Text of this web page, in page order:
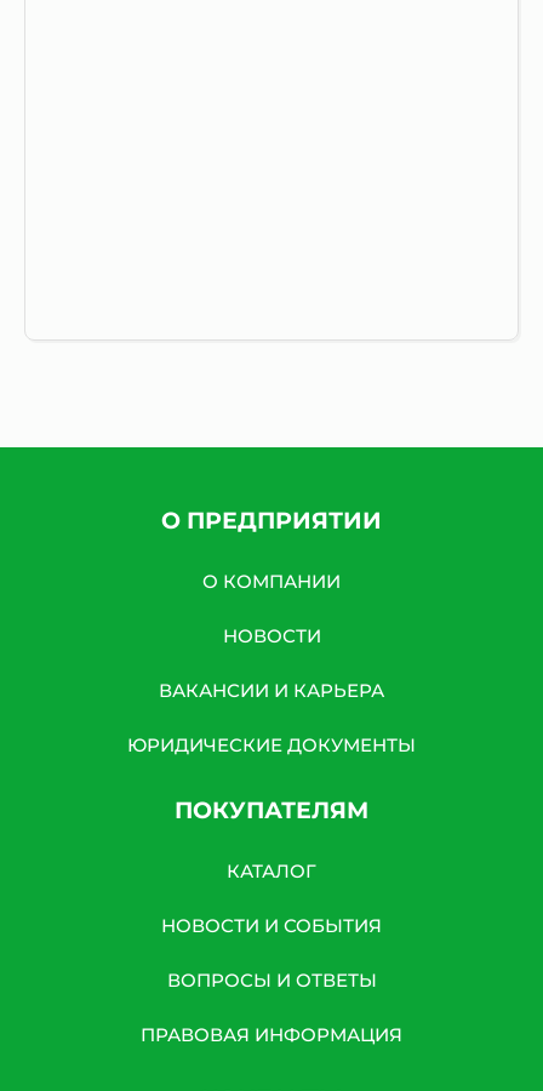
О ПРЕДПРИЯТИИ
О КОМПАНИИ
НОВОСТИ
ВАКАНСИИ И КАРЬЕРА
ЮРИДИЧЕСКИЕ ДОКУМЕНТЫ
ПОКУПАТЕЛЯМ
КАТАЛОГ
НОВОСТИ И СОБЫТИЯ
ВОПРОСЫ И ОТВЕТЫ
ПРАВОВАЯ ИНФОРМАЦИЯ
Защита от автоматических сообщений
* Нажимая кнопку «Отправить отзыв», я даю свое
соответствии с Федеральным законом от 27.07.2006 года
целей, определенных в Согласии на обработку
персональных данных *